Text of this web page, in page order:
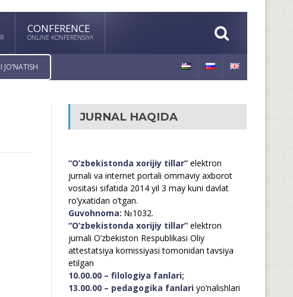
CONFERENCE
ONLINE KONFERENSIYA
JURNAL HAQIDA
“O’zbekistonda xorijiy tillar”elektron
jurnali va internet portali ommaviy axborot
vositasi sifatida 2014 yil 3 may kuni davlat
ro’yxatidan o’tgan.
Guvohnoma: №1032.
“O’zbekistonda xorijiy tillar”elektron
jurnali O’zbekiston Respublikasi Oliy
attestatsiya komissiyasi tomonidan tavsiya
etilgan
10.00.00 – filologiya fanlari;
13.00.00 – pedagogika fanlariyo’nalishlari